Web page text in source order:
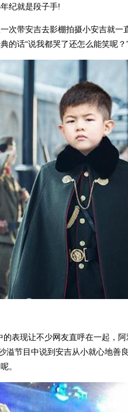
纪就是段子手!
次带安吉去影棚拍摄小安吉就
话“说我都哭了还怎么能笑呢？
表现让不少网友直呼在一起，
溢节目中说到安吉从小就心地善
。